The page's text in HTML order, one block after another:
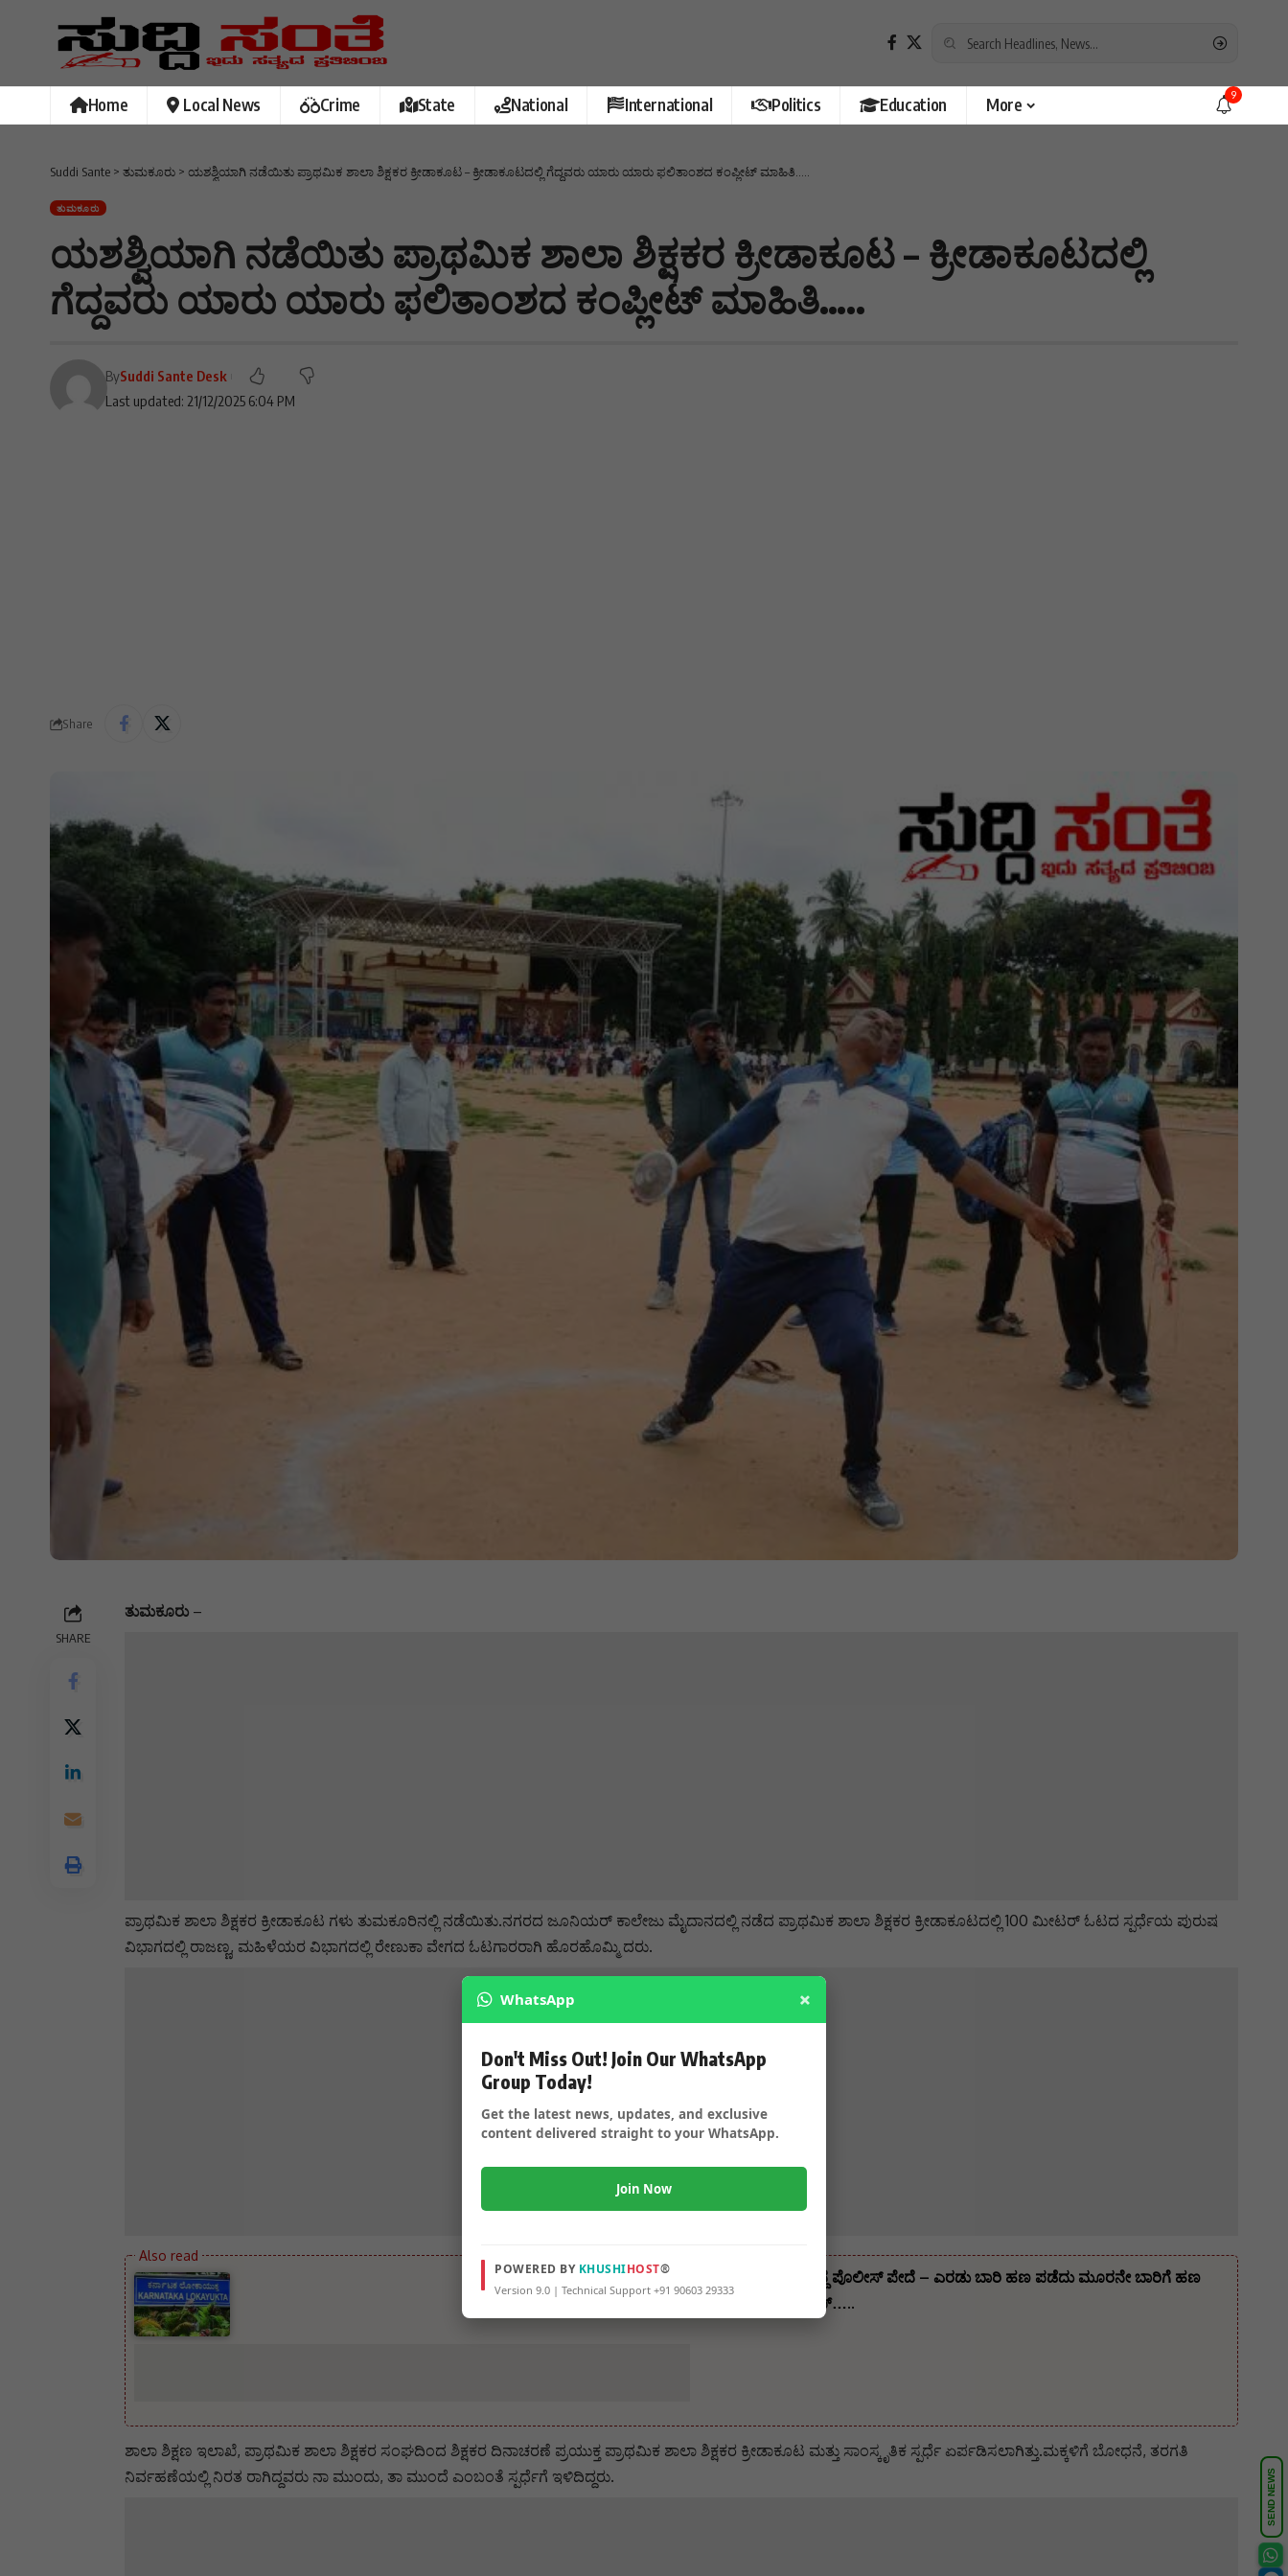
Home Local News Crime State National International Politics Education More 9
Suddi Sante > ತುಮಕೂರು > ಯಶಶ್ವಿಯಾಗಿ ನಡೆಯಿತು ಪ್ರಾಥಮಿಕ ಶಾಲಾ ಶಿಕ್ಷಕರ ಕ್ರೀಡಾಕೂಟ – ಕ್ರೀಡಾಕೂಟದಲ್ಲಿ ಗೆದ್ದವರು ಯಾರು ಯಾರು ಫಲಿತಾಂಶದ ಕಂಪ್ಲೀಟ್ ಮಾಹಿತಿ…..
ತುಮಕೂರು
ಯಶಶ್ವಿಯಾಗಿ ನಡೆಯಿತು ಪ್ರಾಥಮಿಕ ಶಾಲಾ ಶಿಕ್ಷಕರ ಕ್ರೀಡಾಕೂಟ – ಕ್ರೀಡಾಕೂಟದಲ್ಲಿ
ಗೆದ್ದವರು ಯಾರು ಯಾರು ಫಲಿತಾಂಶದ ಕಂಪ್ಲೀಟ್ ಮಾಹಿತಿ…..
Last updated: 21/12/2025 6:04 PM
BySuddi Sante Desk
Share
SHARE
ತುಮಕೂರು –
ಪ್ರಾಥಮಿಕ ಶಾಲಾ ಶಿಕ್ಷಕರ ಕ್ರೀಡಾಕೂಟ ಗಳು ತುಮಕೂರಿನಲ್ಲಿ ನಡೆಯಿತು.ನಗರದ ಜೂನಿಯರ್‌ ಕಾಲೇಜು ಮೈದಾನದಲ್ಲಿ ನಡೆದ ಪ್ರಾಥಮಿಕ ಶಾಲಾ ಶಿಕ್ಷಕರ ಕ್ರೀಡಾಕೂಟದಲ್ಲಿ 100 ಮೀಟರ್‌ ಓಟದ ಸ್ಪರ್ಧೆಯ ಪುರುಷ
ವಿಭಾಗದಲ್ಲಿ ರಾಜಣ್ಣ, ಮಹಿಳೆಯರ ವಿಭಾಗದಲ್ಲಿ ರೇಣುಕಾ ವೇಗದ ಓಟಗಾರರಾಗಿ ಹೊರಹೊಮ್ಮಿ ದರು.
ಲೋಕಾಯುಕ್ತ ಬಲೆಗೆ ಬಿದ್ದ ಪೊಲೀಸ್ ಪೇದೆ – ಎರಡು ಬಾರಿ ಹಣ ಪಡೆದು ಮೂರನೇ ಬಾರಿಗೆ ಹಣ
ತಗೆದುಕೊಳ್ಳುವಾಗ ಟ್ರ್ಯಾಪ್…..
ಶಾಲಾ ಶಿಕ್ಷಣ ಇಲಾಖೆ, ಪ್ರಾಥಮಿಕ ಶಾಲಾ ಶಿಕ್ಷಕರ ಸಂಘದಿಂದ ಶಿಕ್ಷಕರ ದಿನಾಚರಣೆ ಪ್ರಯುಕ್ತ ಪ್ರಾಥಮಿಕ ಶಾಲಾ ಶಿಕ್ಷಕರ ಕ್ರೀಡಾಕೂಟ ಮತ್ತು ಸಾಂಸ್ಕೃತಿಕ ಸ್ಪರ್ಧೆ ಏರ್ಪಡಿಸಲಾಗಿತ್ತು.ಮಕ್ಕಳಿಗೆ ಬೋಧನೆ, ತರಗತಿ
ನಿರ್ವಹಣೆಯಲ್ಲಿ ನಿರತ ರಾಗಿದ್ದವರು ನಾ ಮುಂದು, ತಾ ಮುಂದೆ ಎಂಬಂತೆ ಸ್ಪರ್ಧೆಗೆ ಇಳಿದಿದ್ದರು.
SEND NEWS
WhatsApp ×
Don't Miss Out! Join Our WhatsApp
Group Today!
Get the latest news, updates, and exclusive
content delivered straight to your WhatsApp.
Join Now
POWERED BY KHUSHIHOST®
Version 9.0 | Technical Support +91 90603 29333